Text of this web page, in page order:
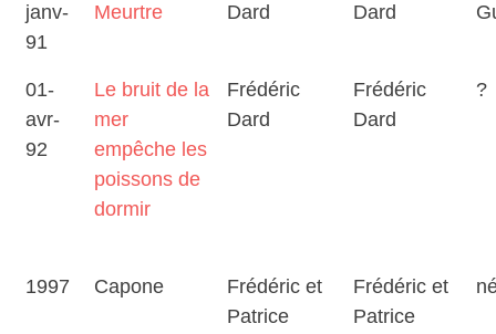
janv-
91
Meurtre
Dard
Dard
01-
avr-
92
Le bruit de la
mer
empêche les
poissons de
dormir
Frédéric
Dard
Frédéric
Dard
?
1997 Capone
Frédéric et
Patrice
Frédéric et
Patrice